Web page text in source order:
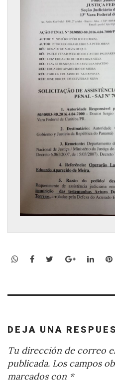
WhatsApp
Facebook
TwitterGoogle+
DEJA UNA
Tu dirección de correo
publicada. Los campos
marcados con *